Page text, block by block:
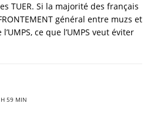
TUER. Si la majorité des français
général entre muzs et
ce que l’UMPS veut éviter
59 MIN